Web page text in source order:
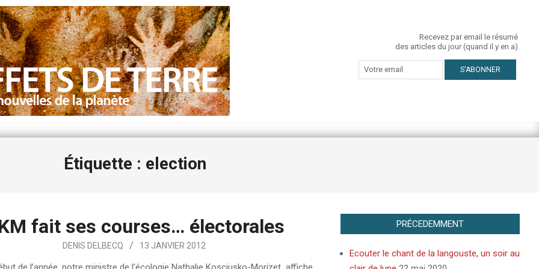
Recevez par email le résumé
des articles du jour (quand il y en a)
Étiquette : election
fait ses courses… électorales
DENIS DELBECQ 13 JANVIER 2012
PRÉCEDEMMENT
Ecouter le chant de la langouste, un soir au